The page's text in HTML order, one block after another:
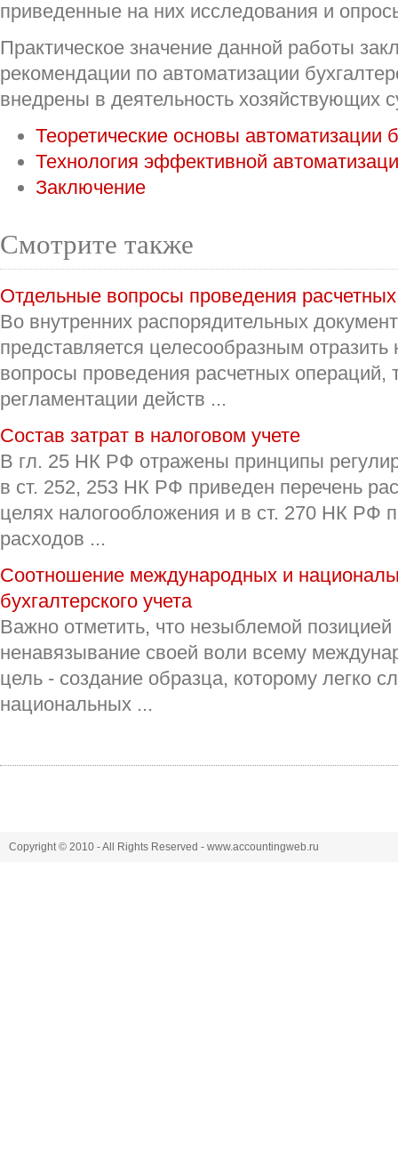
приведенные на них исследования и
Практическое значение данной работы
рекомендации по автоматизации
внедрены в деятельность хозяйствующих
Теоретические основы автоматизации
Технология эффективной
Заключение
Смотрите также
Отдельные вопросы проведения
Во внутренних распорядительных
представляется целесообразным
вопросы проведения расчетных операций,
регламентации действ ...
Состав затрат в налоговом учете
В гл. 25 НК РФ отражены принципы
в ст. 252, 253 НК РФ приведен перечень
целях налогообложения и в ст. 270 НК РФ
расходов ...
Соотношение международных и
бухгалтерского учета
Важно отметить, что незыблемой
ненавязывание своей воли всему
цель - создание образца, которому легко
национальных ...
Copyright © 2010 - All Rights Reserved - www.accountingweb.ru